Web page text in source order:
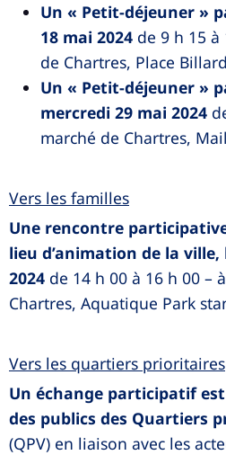
Un « Petit-déjeuner »
18 mai 2024 de 9 h 15 à
de Chartres, Place Billard
Un « Petit-déjeuner »
mercredi 29 mai 2024
marché de Chartres,
Vers les familles
Une rencontre
lieu d’animation de la ville,
2024 de 14 h 00 à 16 h 00 –
Chartres, Aquatique Park
Vers les quartiers prioritaires
Un échange participatif
des publics des Quartiers
(QPV) en liaison avec les